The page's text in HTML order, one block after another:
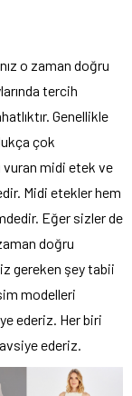
o zaman doğru
tercih
Genellikle
çok
vuran midi etek ve
Midi etekler hem
Eğer sizler de
doğru
gereken şey tabii
modelleri
ederiz. Her biri
ederiz.